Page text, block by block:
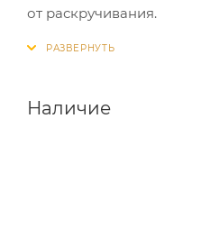
от раскручивания.
Наличие